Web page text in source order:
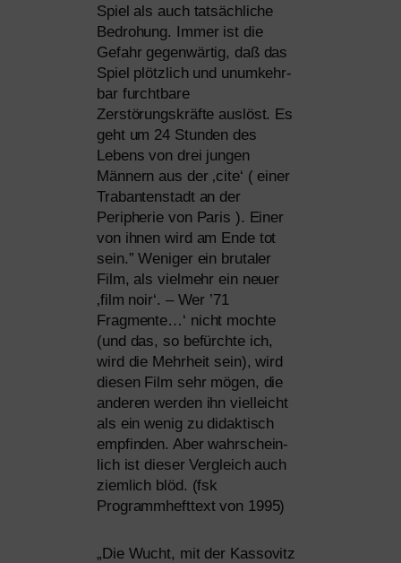
Spiel als auch tat­säch­li­che
Bedrohung. Immer ist die
Gefahr gegen­wär­tig, daß das
Spiel plötz­lich und unum­kehr­
bar furcht­ba­re
Zerstörungskräfte aus­löst. Es
geht um 24 Stunden des
Lebens von drei jun­gen
Männern aus der ‚cite‘ ( einer
Trabantenstadt an der
Peripherie von Paris ). Einer
von ihnen wird am Ende tot
sein.” Weniger ein bru­ta­ler
Film, als viel­mehr ein neu­er
‚film noir‘. – Wer ’71
Fragmente…‘ nicht moch­te
(und das, so befürch­te ich,
wird die Mehrheit sein), wird
die­sen Film sehr mögen, die
ande­ren wer­den ihn viel­leicht
als ein wenig zu didak­tisch
emp­fin­den. Aber wahr­schein­
lich ist die­ser Vergleich auch
ziem­lich blöd. (fsk
Programmhefttext von 1995)
„Die Wucht, mit der Kassovitz